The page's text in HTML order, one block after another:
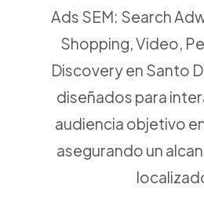
Ads SEM: Search
Shopping, Video,
Discovery en Santo
diseñados para
audiencia objetivo
asegurando un